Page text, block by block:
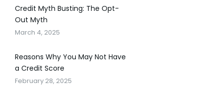
Credit Myth Busting: The Opt-
Out Myth
March 4, 2025
Reasons Why You May Not Have
a Credit Score
February 28, 2025